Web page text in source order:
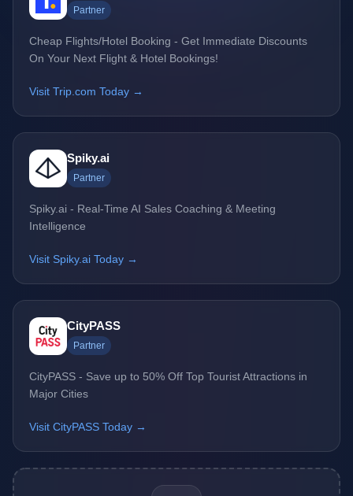
Partner
Cheap Flights/Hotel Booking - Get Immediate Discounts
On Your Next Flight & Hotel Bookings!
Visit Trip.com Today →
Spiky.ai
Partner
Spiky.ai - Real-Time AI Sales Coaching & Meeting
Intelligence
Visit Spiky.ai Today →
CityPASS
Partner
CityPASS - Save up to 50% Off Top Tourist Attractions in
Major Cities
Visit CityPASS Today →